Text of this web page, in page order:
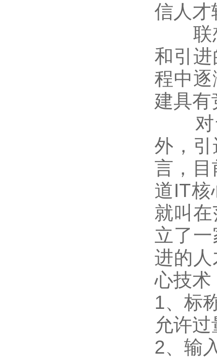
信人才
联想
和引
程中
建具有
对于
外，
言，目
道IT核
就叫
立了
进的
心技术
1、标
允许
2、输